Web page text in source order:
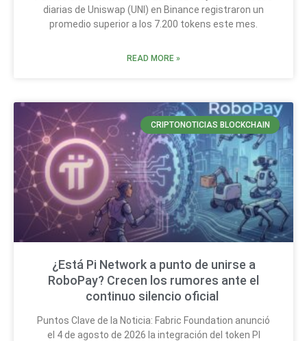
diarias de Uniswap (UNI) en Binance registraron un
promedio superior a los 7.200 tokens este mes.
READ MORE »
CRIPTONOTICIAS BLOCKCHAIN
¿Está Pi Network a punto de unirse a
RoboPay? Crecen los rumores ante el
continuo silencio oficial
Puntos Clave de la Noticia: Fabric Foundation anunció
el 4 de agosto de 2026 la integración del token PI